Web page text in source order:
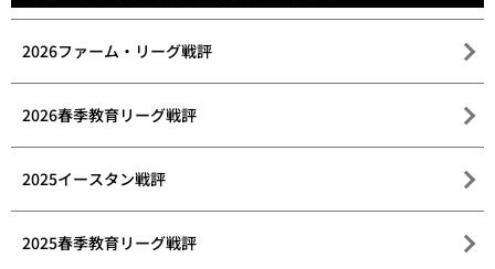
2026ファーム・リーグ戦評
2026春季教育リーグ戦評
2025イースタン戦評
2025春季教育リーグ戦評